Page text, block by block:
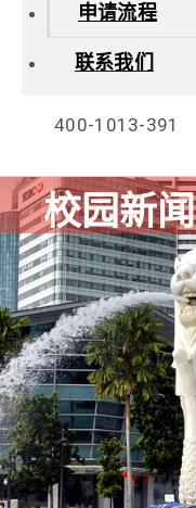
申请流程
联系我们
400-1013-391
校园新闻